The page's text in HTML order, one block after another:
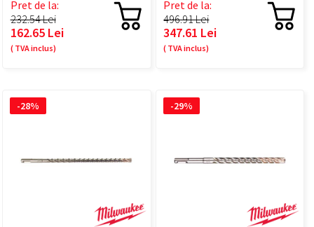
Pret de la:
232.54 Lei
162.65 Lei
( TVA inclus)
Pret de la:
496.91 Lei
347.61 Lei
( TVA inclus)
-28% -29%